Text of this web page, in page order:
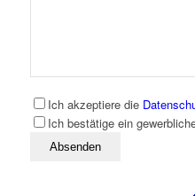
Ich akzeptiere die
Ich bestätige ein
Bitte lassen Sie dieses Feld leer